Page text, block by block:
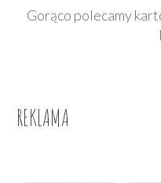
Gorąco polecamy
REKLAMA